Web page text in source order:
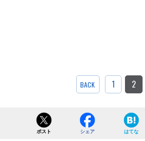
BACK 1 2
ポスト シェア はてな